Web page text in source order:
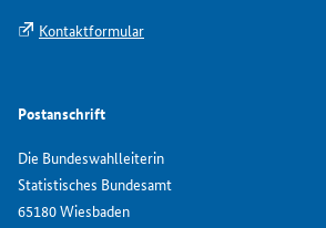
Kontaktformular
Postanschrift
Die Bundeswahlleiterin
Statistisches Bundesamt
65180 Wiesbaden